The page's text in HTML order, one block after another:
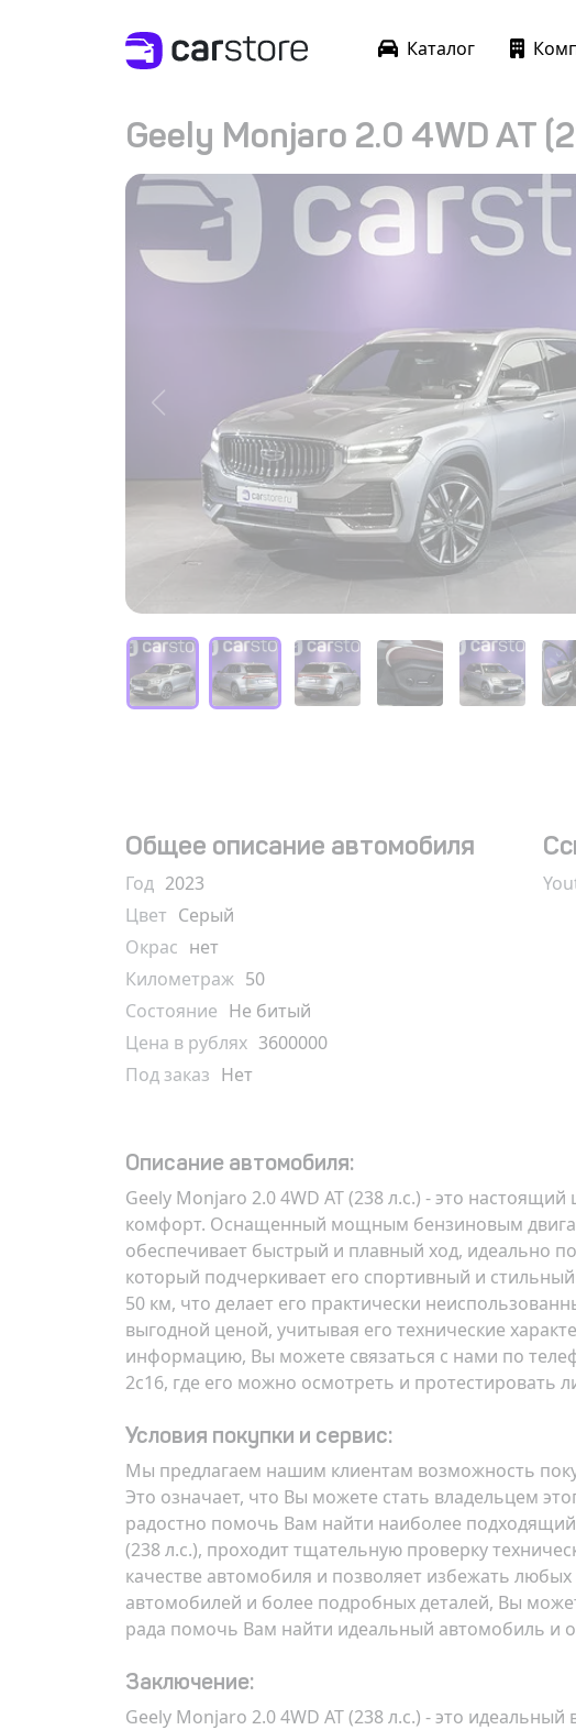
Каталог
Geely Monjaro 2.0 4WD AT
Общее описание автомобиля
Год 2023
Цвет Серый
Окрас нет
Километраж 50
Состояние Не битый
Цена в рублях 3600000
Под заказ Нет
Описание автомобиля:
Geely Monjaro 2.0 4WD AT (238 л.с.) - это
комфорт. Оснащенный мощным бензиновым
обеспечивает быстрый и плавный ход, идеально
который подчеркивает его спортивный и
50 км, что делает его практически
выгодной ценой, учитывая его технические
информацию, Вы можете связаться с нами по
2с16, где его можно осмотреть и протестировать
Условия покупки и сервис:
Мы предлагаем нашим клиентам возможность
Это означает, что Вы можете стать владельцем
радостно помочь Вам найти наиболее
(238 л.с.), проходит тщательную проверку
качестве автомобиля и позволяет избежать
автомобилей и более подробных деталей, Вы
рада помочь Вам найти идеальный автомобиль и
Заключение:
Geely Monjaro 2.0 4WD AT (238 л.с.) - это